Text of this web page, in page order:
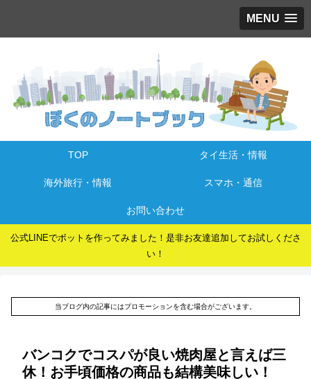
MENU
TOP タイ生活・情報
海外旅行・情報 スマホ・通信
お問い合わせ
公式LINEでボットを作ってみました！是非お友達追加してお試しくださ
い！
当ブログ内の記事にはプロモーションを含む場合がございます。
バンコクでコスパが良い焼肉屋と言えば三
休！お手頃価格の商品も結構美味しい！